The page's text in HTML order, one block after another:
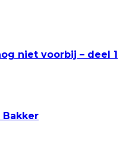
niet voorbij – deel 1